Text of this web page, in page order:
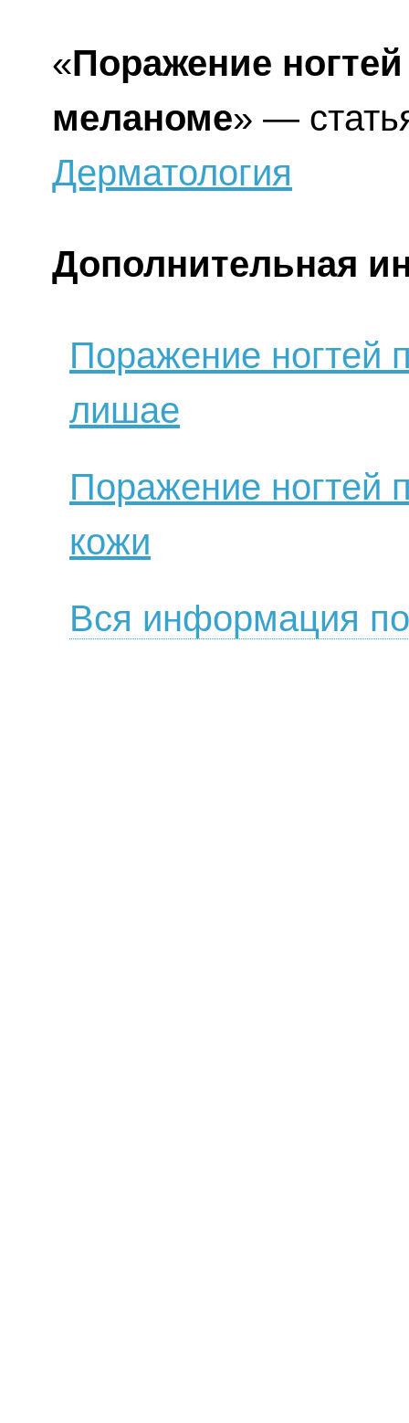
«Поражение
меланоме» —
Дерматология
Дополнительная
Поражение ногтей
лишае
Поражение ногтей
кожи
Вся информация